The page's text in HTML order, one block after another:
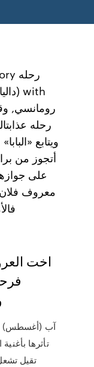
رحله
ويتابع
أتجوز من
على
معروف فلان
اخت
تأثرها
تقيل